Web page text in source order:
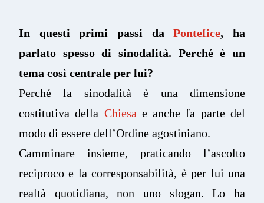
In questi primi passi daPontefice, ha
parlato spesso di sinodalità. Perché è un
tema così centrale per lui?
Perché la sinodalità è una dimensione
costitutiva della Chiesa e anche fa parte del
modo di essere dell’Ordine agostiniano.
Camminare insieme, praticando l’ascolto
reciproco e la corresponsabilità, è per lui una
realtà quotidiana, non uno slogan. Lo ha